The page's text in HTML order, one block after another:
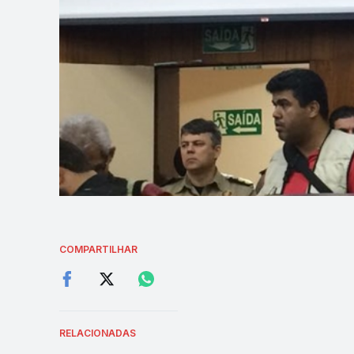
COMPARTILHAR
RELACIONADAS